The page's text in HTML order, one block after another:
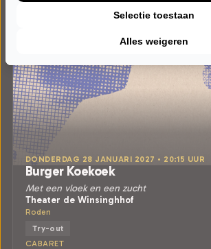
DONDERDAG 28 JANUARI 2027 • 20:15 UUR
Burger Koekoek
Met een vloek en een zucht
Theater de Winsinghhof
Roden
Try-out
CABARET
Alles weigeren
Selectie toestaan